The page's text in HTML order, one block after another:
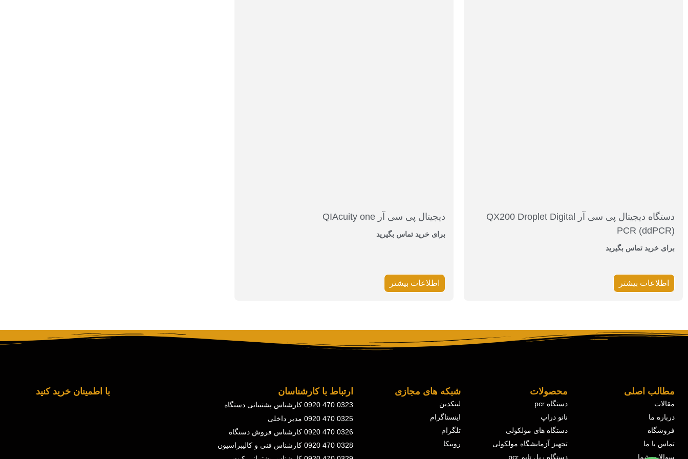
دستگاه دیجیتال پی سی آر QX200 Droplet Digital
PCR (ddPCR)
برای خرید تماس بگیرید
اطلاعات بیشتر
دیجیتال پی سی آر QIAcuity one
برای خرید تماس بگیرید
اطلاعات بیشتر
مطالب اصلی
مقالات
درباره ما
فروشگاه
تماس با ما
سوالات شما
محصولات
دستگاه pcr
نانو دراپ
دستگاه های مولکولی
تجهیز آزمایشگاه مولکولی
دستگاه ریل تایم pcr
شبکه های مجازی
لینکدین
اینستاگرام
تلگرام
روبیکا
ارتباط با کارشناسان
0323 470 0920 کارشناس پشتیبانی دستگاه
0325 470 0920 مدیر داخلی
0326 470 0920 کارشناس فروش دستگاه
0328 470 0920 کارشناس فنی و کالیبراسیون
با اطمینان خرید کنید